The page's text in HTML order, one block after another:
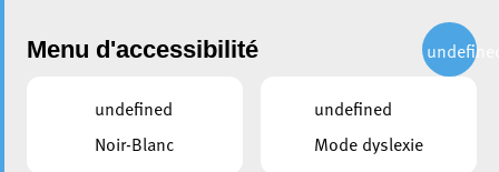
Administration
Menu d'accessibilité
undefined
Noir-Blanc
undefined
Mode dyslexie